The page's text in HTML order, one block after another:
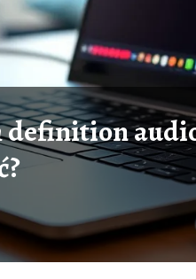
definition